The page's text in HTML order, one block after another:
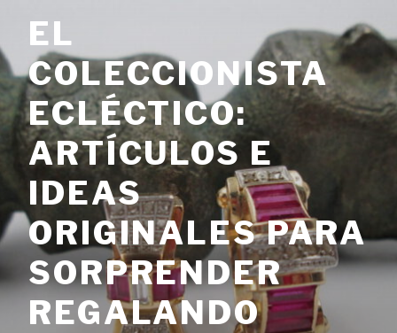
contenido
EL
COLECCIONISTA
ECLÉCTICO:
ARTÍCULOS E
IDEAS
ORIGINALES PARA
SORPRENDER
REGALANDO